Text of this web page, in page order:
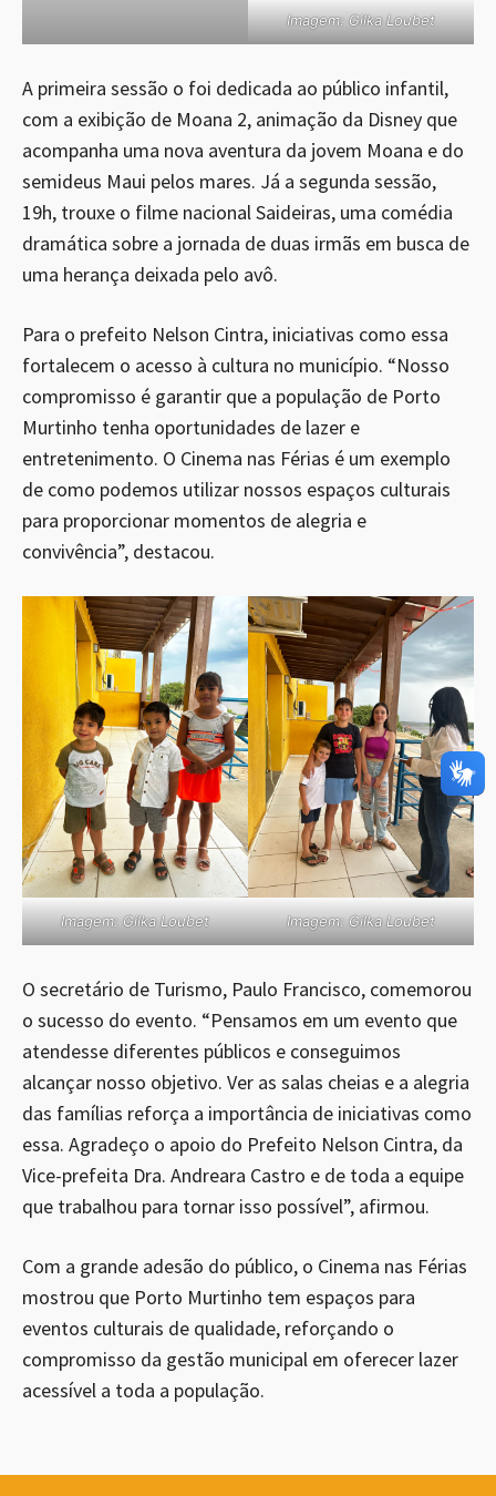
Imagem: Gilka Loubet
A primeira sessão o foi dedicada ao público infantil,
com a exibição de Moana 2, animação da Disney que
acompanha uma nova aventura da jovem Moana e do
semideus Maui pelos mares. Já a segunda sessão,
19h, trouxe o filme nacional Saideiras, uma comédia
dramática sobre a jornada de duas irmãs em busca de
uma herança deixada pelo avô.
Para o prefeito Nelson Cintra, iniciativas como essa
fortalecem o acesso à cultura no município. “Nosso
compromisso é garantir que a população de Porto
Murtinho tenha oportunidades de lazer e
entretenimento. O Cinema nas Férias é um exemplo
de como podemos utilizar nossos espaços culturais
para proporcionar momentos de alegria e
convivência”, destacou.
Imagem: Gilka Loubet Imagem: Gilka Loubet
O secretário de Turismo, Paulo Francisco, comemorou
o sucesso do evento. “Pensamos em um evento que
atendesse diferentes públicos e conseguimos
alcançar nosso objetivo. Ver as salas cheias e a alegria
das famílias reforça a importância de iniciativas como
essa. Agradeço o apoio do Prefeito Nelson Cintra, da
Vice-prefeita Dra. Andreara Castro e de toda a equipe
que trabalhou para tornar isso possível”, afirmou.
Com a grande adesão do público, o Cinema nas Férias
mostrou que Porto Murtinho tem espaços para
eventos culturais de qualidade, reforçando o
compromisso da gestão municipal em oferecer lazer
acessível a toda a população.